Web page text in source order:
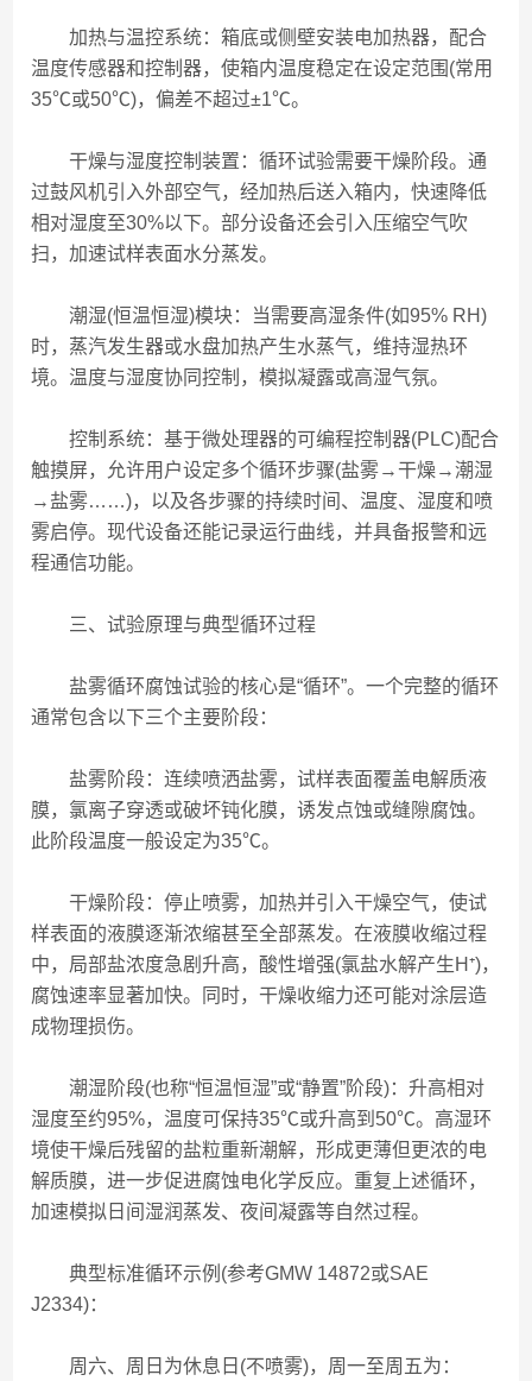
加热与温控系统：箱底或侧壁安装电加热器，配合
温度传感器和控制器，使箱内温度稳定在设定范围(常用
35℃或50℃)，偏差不超过±1℃。
干燥与湿度控制装置：循环试验需要干燥阶段。通
过鼓风机引入外部空气，经加热后送入箱内，快速降低
相对湿度至30%以下。部分设备还会引入压缩空气吹
扫，加速试样表面水分蒸发。
潮湿(恒温恒湿)模块：当需要高湿条件(如95% RH)
时，蒸汽发生器或水盘加热产生水蒸气，维持湿热环
境。温度与湿度协同控制，模拟凝露或高湿气氛。
控制系统：基于微处理器的可编程控制器(PLC)配合
触摸屏，允许用户设定多个循环步骤(盐雾→干燥→潮湿
→盐雾……)，以及各步骤的持续时间、温度、湿度和喷
雾启停。现代设备还能记录运行曲线，并具备报警和远
程通信功能。
三、试验原理与典型循环过程
盐雾循环腐蚀试验的核心是“循环”。一个完整的循环
通常包含以下三个主要阶段：
盐雾阶段：连续喷洒盐雾，试样表面覆盖电解质液
膜，氯离子穿透或破坏钝化膜，诱发点蚀或缝隙腐蚀。
此阶段温度一般设定为35℃。
干燥阶段：停止喷雾，加热并引入干燥空气，使试
样表面的液膜逐渐浓缩甚至全部蒸发。在液膜收缩过程
中，局部盐浓度急剧升高，酸性增强(氯盐水解产生H⁺)，
腐蚀速率显著加快。同时，干燥收缩力还可能对涂层造
成物理损伤。
潮湿阶段(也称“恒温恒湿”或“静置”阶段)：升高相对
湿度至约95%，温度可保持35℃或升高到50℃。高湿环
境使干燥后残留的盐粒重新潮解，形成更薄但更浓的电
解质膜，进一步促进腐蚀电化学反应。重复上述循环，
加速模拟日间湿润蒸发、夜间凝露等自然过程。
典型标准循环示例(参考GMW 14872或SAE
J2334)：
周六、周日为休息日(不喷雾)，周一至周五为：